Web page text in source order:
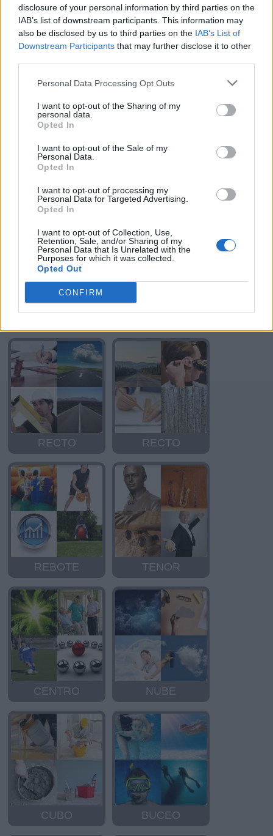
disclosure of your personal information by third parties on the
IAB’s list of downstream participants. This information may
also be disclosed by us to third parties on the IAB’s List of
Downstream Participants that may further disclose it to other
Personal Data Processing Opt Outs
I want to opt-out of the Sharing of my
personal data.
Opted In
I want to opt-out of the Sale of my
Personal Data.
Opted In
I want to opt-out of processing my
Personal Data for Targeted Advertising.
Opted In
I want to opt-out of Collection, Use,
Retention, Sale, and/or Sharing of my
Personal Data that Is Unrelated with the
Purposes for which it was collected.
Opted Out
CONFIRM
TREN TREN
RECTO RECTO
REBOTE TENOR
CENTRO NUBE
CUBO BUCEO